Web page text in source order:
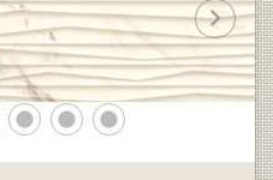
lens lens lens
chevron_right